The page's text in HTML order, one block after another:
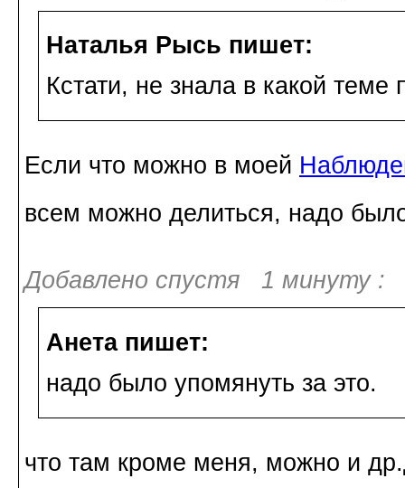
Наталья Рысь пишет:
Кстати, не знала в какой теме
Если что можно в моей
всем можно делиться, надо
Добавлено спустя 1 минуту :
Анета пишет:
надо было упомянуть за это.
что там кроме меня, можно и